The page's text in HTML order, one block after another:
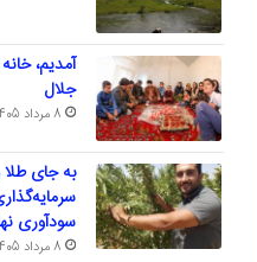
آمدیم،
جلال
8 مرداد 1405
به جای
سودآوری
8 مرداد 1405